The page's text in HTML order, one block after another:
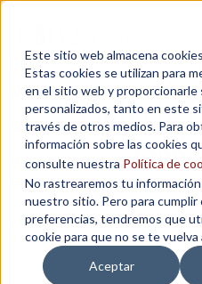
Este sitio web almacena
Estas cookies se utilizan para
en el sitio web y proporcionarle
personalizados, tanto en este
través de otros medios. Para
información sobre las cookies
consulte nuestra Política de
No rastrearemos tu
nuestro sitio. Pero para cumplir
preferencias, tendremos que
cookie para que no se te vuelva
Aceptar
Fintech:
Home / Fintech: